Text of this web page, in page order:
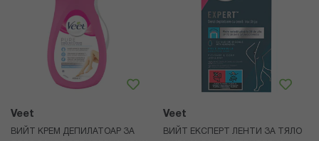
Veet
ВИЙТ КРЕМ ДЕПИЛАТОАР ЗА
Veet
ВИЙТ ЕКСПЕРТ ЛЕНТИ ЗА ТЯЛО